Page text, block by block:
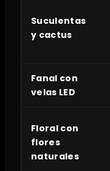
Suculentas
y cactus
Fanal con
velas LED
Floral con
flores
naturales